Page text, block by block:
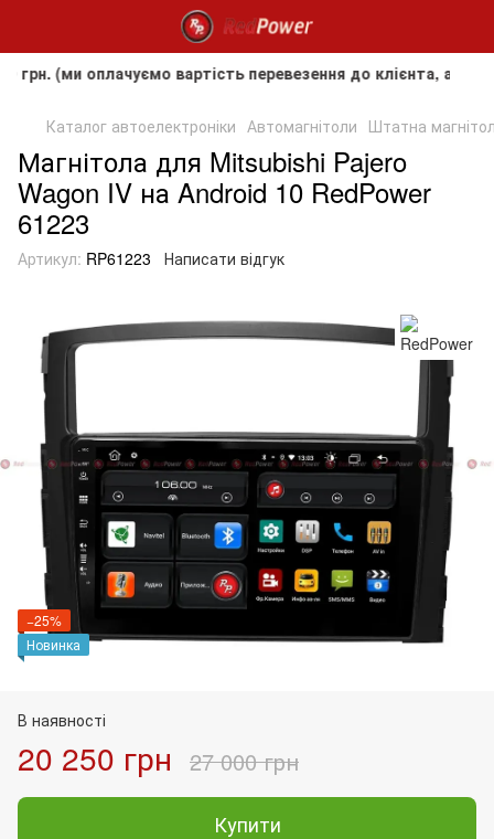
вартість перевезення до клієнта, але не
Каталог автоелектроніки Автомагнітоли Штатна
Магнітола для Mitsubishi Pajero
Wagon IV на Android 10 RedPower
61223
Артикул: RP61223 Написати відгук
−25%
Новинка
В наявності
20 250 грн 27 000 грн
Купити